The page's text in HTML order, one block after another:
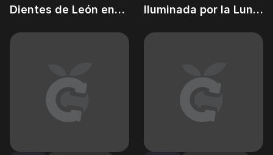
Dientes de León en
de Grow a Garden
Iluminada por la Luna
actualización